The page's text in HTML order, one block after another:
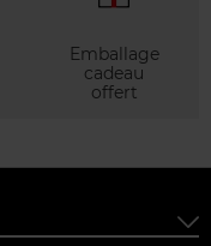
Emballage
cadeau
offert